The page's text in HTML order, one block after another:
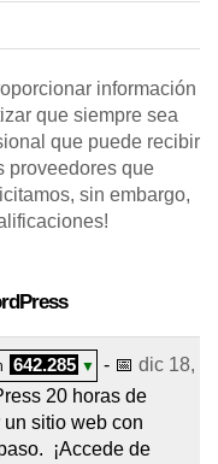
información
que siempre sea
que puede recibir
proveedores que
sin embargo,
642.285 ▼ - 📅 dic 18,
20 horas de
sitio web con
¡Accede de